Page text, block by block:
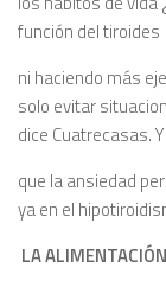
función del tiroides
ni haciendo más
solo evitar
dice Cuatrecasas.
que la ansiedad
ya en el
LA